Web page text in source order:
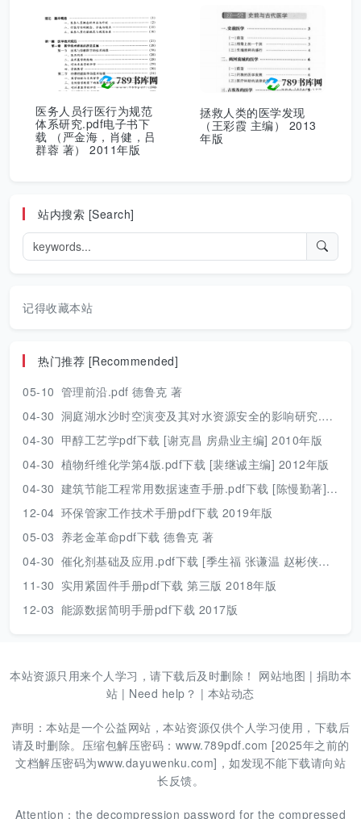
医务人员行医行为规范
体系研究.pdf电子书下
载 （严金海，肖健，吕
群蓉 著） 2011年版
拯救人类的医学发现
（王彩霞 主编） 2013
年版
站内搜索 [Search]
记得收藏本站
热门推荐 [Recommended]
05-10 管理前沿.pdf 德鲁克 著
04-30 洞庭湖水沙时空演变及其对水资源安全的影响研究.pdf 胡光伟 著 2017年版
04-30 甲醇工艺学pdf下载 [谢克昌 房鼎业主编] 2010年版
04-30 植物纤维化学第4版.pdf下载 [裴继诚主编] 2012年版
04-30 建筑节能工程常用数据速查手册.pdf下载 [陈慢勤著] 2010年版
12-04 环保管家工作技术手册pdf下载 2019年版
05-03 养老金革命pdf下载 德鲁克 著
04-30 催化剂基础及应用.pdf下载 [季生福 张谦温 赵彬侠编] 2011年版
11-30 实用紧固件手册pdf下载 第三版 2018年版
12-03 能源数据简明手册pdf下载 2017版
本站资源只用来个人学习，请下载后及时删除！ 网站地图 | 捐助本
站 | Need help？ | 本站动态
声明：本站是一个公益网站，本站资源仅供个人学习使用，下载后
请及时删除。压缩包解压密码：www.789pdf.com [2025年之前的
文档解压密码为www.dayuwenku.com]，如发现不能下载请向站
长反馈。
Attention：the decompression password for the compressed